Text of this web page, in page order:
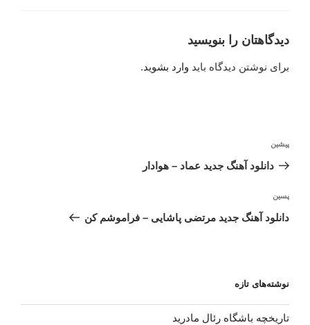
دیدگاهتان را بنویسید
برای نوشتن دیدگاه باید وارد بشوید.
نوشته
قبلی
پیشین
دانلود آهنگ جدید عماد – هوادار
نوشته‌ٔ
بعدی
پسین
دانلود آهنگ جدید مرتضی پاشایی – فراموشم کن
نوشته‌های تازه
تاریخچه باشگاه رئال مادرید